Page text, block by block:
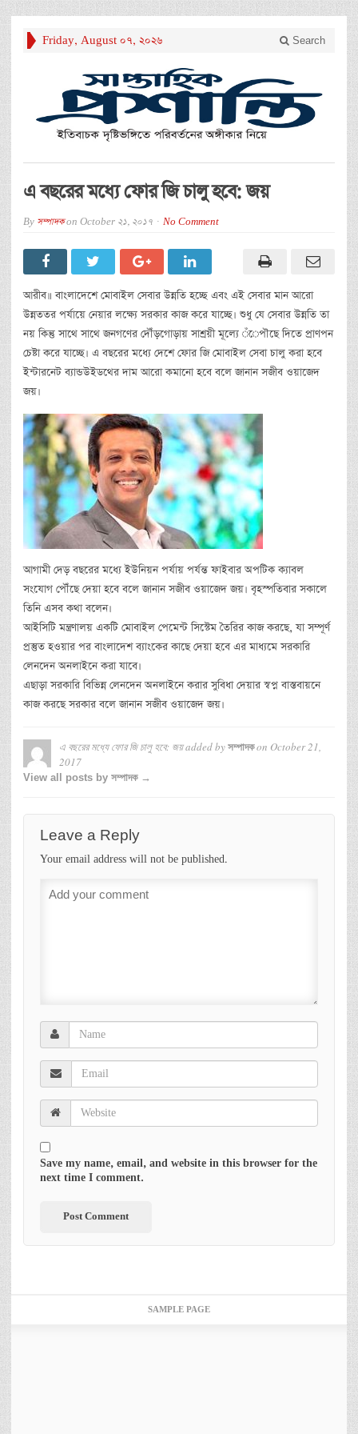
Friday, August 07, 2026 Search
এ বছরের মধ্যে ফোর জি চালু হবে: জয়
By সম্পাদকon October 21, 2017 No Comment
আরীব॥ বাংলাদেশে মোবাইল সেবার উন্নতি হচ্ছে এবং এই সেবার মান আরো
উন্নততর পর্যায়ে নেয়ার লক্ষ্যে সরকার কাজ করে যাচ্ছে। শুধু যে সেবার উন্নতি তা
নয় কিন্তু সাথে সাথে জনগণের দৌঁড়গোড়ায় সাশ্রয়ী মূল্যে ঁেপৗছে দিতে প্রাণপন
চেষ্টা করে যাচ্ছে। এ বছরের মধ্যে দেশে ফোর জি মোবাইল সেবা চালু করা হবে
ইন্টারনেট ব্যান্ডউইডথের দাম আরো কমানো হবে বলে জানান সজীব ওয়াজেদ
জয়।
আগামী দেড় বছরের মধ্যে ইউনিয়ন পর্যায় পর্যন্ত ফাইবার অপটিক ক্যাবল
সংযোগ পৌঁছে দেয়া হবে বলে জানান সজীব ওয়াজেদ জয়। বৃহস্পতিবার সকালে
তিনি এসব কথা বলেন।
আইসিটি মন্ত্রণালয় একটি মোবাইল পেমেন্ট সিস্টেম তৈরির কাজ করছে, যা সম্পূর্ণ
প্রস্তুত হওয়ার পর বাংলাদেশ ব্যাংকের কাছে দেয়া হবে এর মাধ্যমে সরকারি
লেনদেন অনলাইনে করা যাবে।
এছাড়া সরকারি বিভিন্ন লেনদেন অনলাইনে করার সুবিধা দেয়ার স্বপ্ন বাস্তবায়নে
কাজ করছে সরকার বলে জানান সজীব ওয়াজেদ জয়।
এ বছরের মধ্যে ফোর জি চালু হবে: জয়added by সম্পাদকon October 21,
2017
View all posts by সম্পাদক →
Leave a Reply
Your email address will not be published.
Save my name, email, and website in this browser for the
next time I comment.
SAMPLE PAGE